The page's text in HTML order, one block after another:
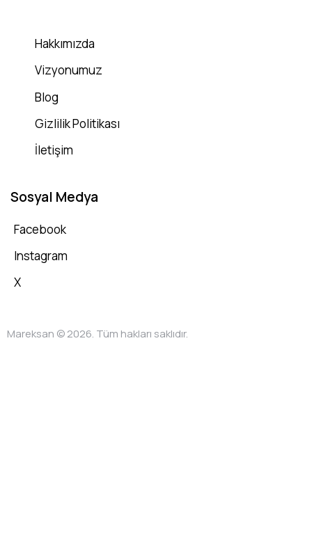
Hakkımızda
Vizyonumuz
Blog
Gizlilik Politikası
İletişim
Sosyal Medya
Facebook
Instagram
X
Mareksan © 2026. Tüm hakları saklıdır.